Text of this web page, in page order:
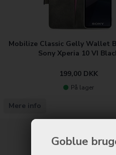
Goblue
Mobilize Classic Gelly Wallet
Sony Xperia 10 VI
199,00 DKK
På lager
Mere info